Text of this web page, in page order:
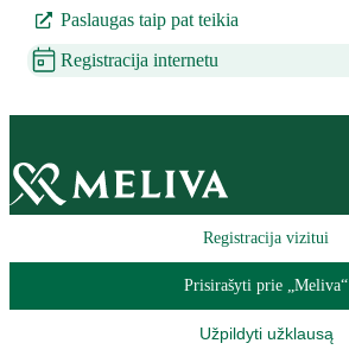
Paslaugas taip pat teikia
Registracija internetu
Registracija vizitui
Prisirašyti prie „Meliva“
Užpildyti užklausą